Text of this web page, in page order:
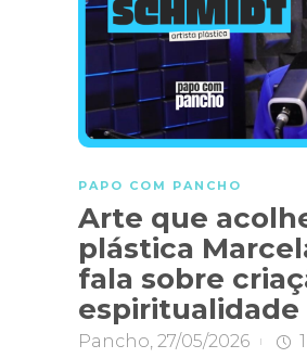
PAPO COM PANCHO
Arte que
plástica
fala sobre
espiritualidade
Pancho, 27/05/2026